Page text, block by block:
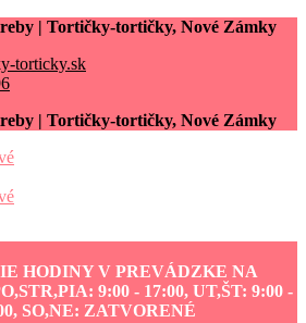
| Tortičky-tortičky, Nové Zámky
torticky.sk
| Tortičky-tortičky, Nové Zámky
HODINY V PREVÁDZKE NA
9:00 - 17:00, UT,ŠT: 9:00 -
SO,NE: ZATVORENÉ